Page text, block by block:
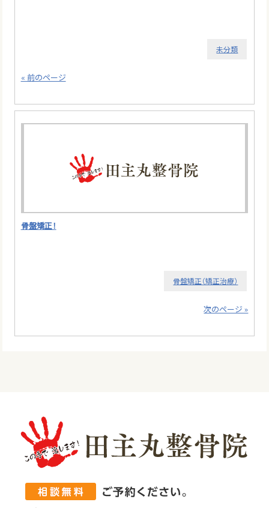
未分類
« 前のページ
骨盤矯正！
骨盤矯正（矯正治療）
次のページ »